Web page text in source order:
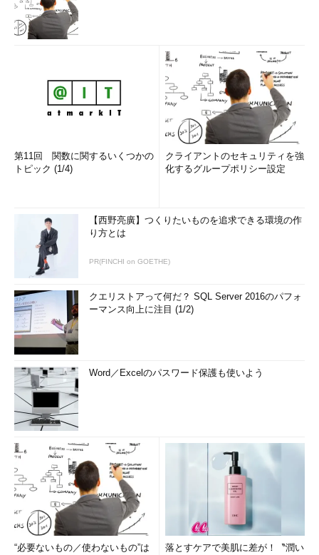
第11回 関数に関するいくつかの
トピック (1/4)
クライアントのセキュリティを強
化するグループポリシー設定
【西野亮廣】つくりたいものを追求できる環境の作
り方とは
PR(FINCHI on GOETHE)
クエリストアって何だ？ SQL Server 2016のパフォ
ーマンス向上に注目 (1/2)
Word／Excelのパスワード保護も使いよう
“必要ないもの／使わないもの”は
落とすケアで美肌に差が！〝潤い